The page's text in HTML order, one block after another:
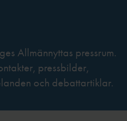
Allmännyttas pressrum.
pressbilder,
och debattartiklar.